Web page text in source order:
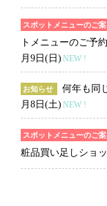
スポットメニューのご
トメニューのご予
月9日(日) NEW !
お知らせ 何年も同
月8日(土) NEW !
スポットメニューのご
粧品買い足しショ